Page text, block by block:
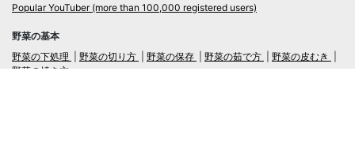
Popular YouTuber (more than 100,000 registered users)
野菜の基本
野菜の下処理
野菜の切り方 野菜の保存 野菜の茹で方
野菜の皮むき
野菜の焼き方